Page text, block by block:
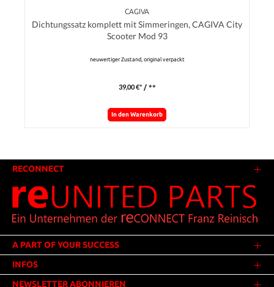
CAGIVA
Dichtungssatz komplett mit Simmeringen, CAGIVA City
Scooter Mod 93
neuwertiger Zustand, original verpackt
39,00 €* / **
In den Warenkorb
RECONNECT
A PART OF YOUR SUCCESS
INFOS
NEWSLETTER ABONNIEREN